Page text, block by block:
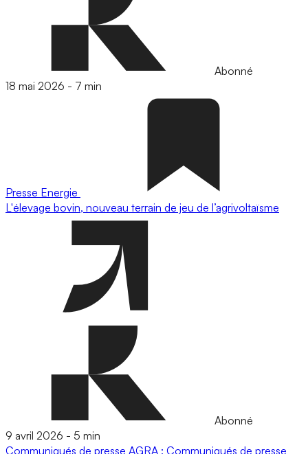
Abonné
18 mai 2026 - 7 min
Presse Energie
L'élevage bovin, nouveau terrain de jeu de l’agrivoltaïsme
Abonné
9 avril 2026 - 5 min
Communiqués de presse AGRA : Communiqués de presse